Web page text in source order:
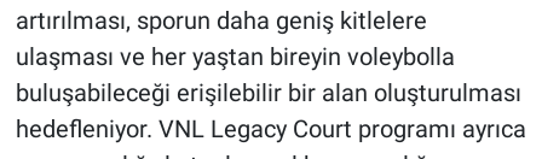
artırılması, sporun daha geniş kitlelere
ulaşması ve her yaştan bireyin voleybolla
buluşabileceği erişilebilir bir alan oluşturulması
hedefleniyor. VNL Legacy Court programı ayrıca